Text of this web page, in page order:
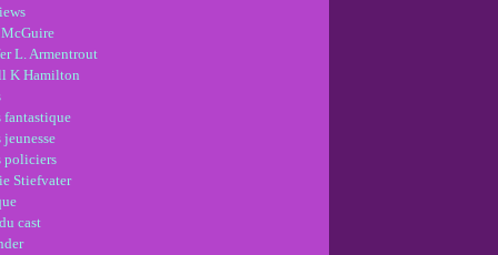
McGuire
L. Armentrout
K Hamilton
fantastique
policiers
Stiefvater
cast